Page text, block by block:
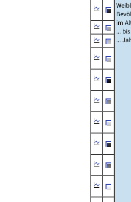
im
...
...